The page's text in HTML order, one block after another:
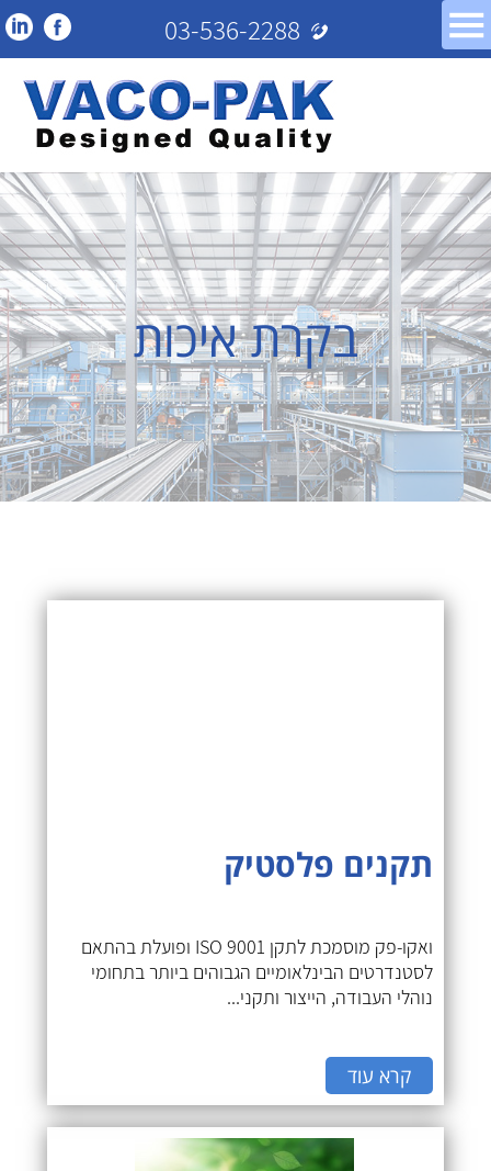
03-536-2288
בקרת איכות
תקנים פלסטיק
ואקו-פק מוסמכת לתקן ISO 9001 ופועלת בהתאם
לסטנדרטים הבינלאומיים הגבוהים ביותר בתחומי
נוהלי העבודה, הייצור ותקני...
קרא עוד